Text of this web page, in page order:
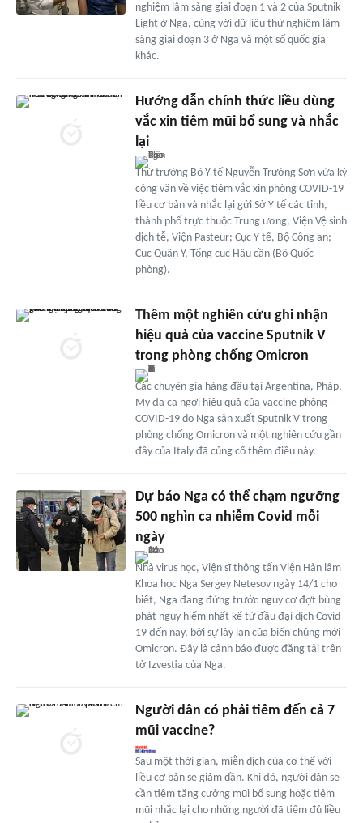
nghiệm lâm sàng giai đoạn 1 và 2 của Sputnik
Light ở Nga, cùng với dữ liệu thử nghiệm lâm
sàng giai đoạn 3 ở Nga và một số quốc gia
khác.
Hướng dẫn chính thức liều dùng
vắc xin tiêm mũi bổ sung và nhắc
lại
Thứ trưởng Bộ Y tế Nguyễn Trường Sơn vừa ký
công văn về việc tiêm vắc xin phòng COVID-19
liều cơ bản và nhắc lại gửi Sở Y tế các tỉnh,
thành phố trực thuộc Trung ương, Viện Vệ sinh
dịch tễ, Viện Pasteur; Cục Y tế, Bộ Công an;
Cục Quân Y, Tổng cục Hậu cần (Bộ Quốc
phòng).
Thêm một nghiên cứu ghi nhận
hiệu quả của vaccine Sputnik V
trong phòng chống Omicron
Các chuyên gia hàng đầu tại Argentina, Pháp,
Mỹ đã ca ngợi hiệu quả của vaccine phòng
COVID-19 do Nga sản xuất Sputnik V trong
phòng chống Omicron và một nghiên cứu gần
đây của Italy đã củng cố thêm điều này.
Dự báo Nga có thể chạm ngưỡng
500 nghìn ca nhiễm Covid mỗi
ngày
Nhà virus học, Viện sĩ thông tấn Viện Hàn lâm
Khoa học Nga Sergey Netesov ngày 14/1 cho
biết, Nga đang đứng trước nguy cơ đợt bùng
phát nguy hiểm nhất kể từ đầu đại dịch Covid-
19 đến nay, bởi sự lây lan của biến chủng mới
Omicron. Đây là cảnh báo được đăng tải trên
tờ Izvestia của Nga.
Người dân có phải tiêm đến cả 7
mũi vaccine?
Sau một thời gian, miễn dịch của cơ thể với
liều cơ bản sẽ giảm dần. Khi đó, người dân sẽ
cần tiêm tăng cường mũi bổ sung hoặc tiêm
mũi nhắc lại cho những người đã tiêm đủ liều